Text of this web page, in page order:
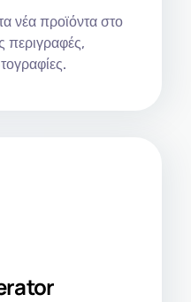
νέα προϊόντα στο
περιγραφές,